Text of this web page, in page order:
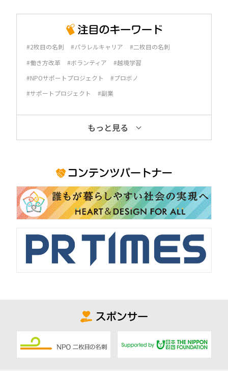
#2枚目の名刺 #パラレルキャリア
#二枚目の名刺
#働き方改革
#ボランティア
#越境学習
#NPOサポートプロジェクト
#プロボノ
#サポートプロジェクト
#副業
もっと見る